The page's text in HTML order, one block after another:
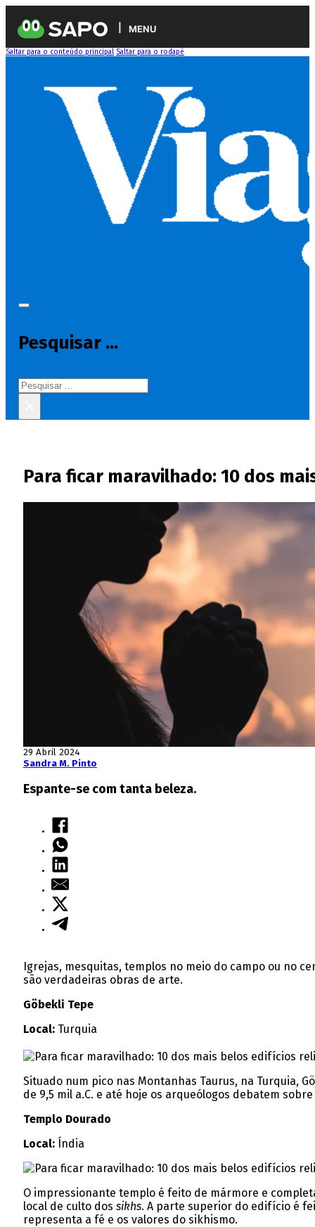
MENU
Saltar para o conteúdo principal Saltar para o rodapé
Pesquisar ...
Pesquisar
Para ficar maravilhado: 10 dos
29 Abril 2024
Sandra M. Pinto
Espante-se com tanta beleza.
Igrejas, mesquitas, templos no meio do campo ou no
são verdadeiras obras de arte.
Göbekli Tepe
Local:Turquia
Situado num pico nas Montanhas Taurus, na Turquia,
de 9,5 mil a.C. e até hoje os arqueólogos debatem
Templo Dourado
Local:Índia
O impressionante templo é feito de mármore e
local de culto dos sikhs. A parte superior do edifício é
representa a fé e os valores do sikhismo.